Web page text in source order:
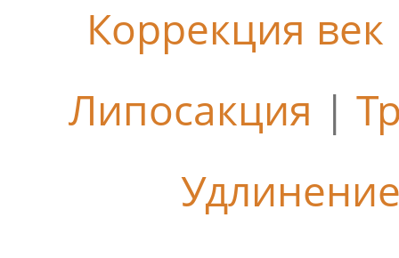
Коррекция век
Липосакция |